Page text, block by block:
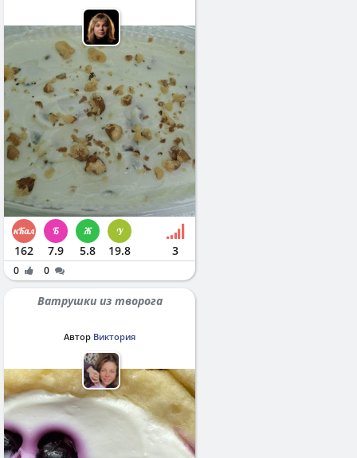
162 7.9 5.8 19.8 3
0 0
Ватрушки из творога
Автор Виктория